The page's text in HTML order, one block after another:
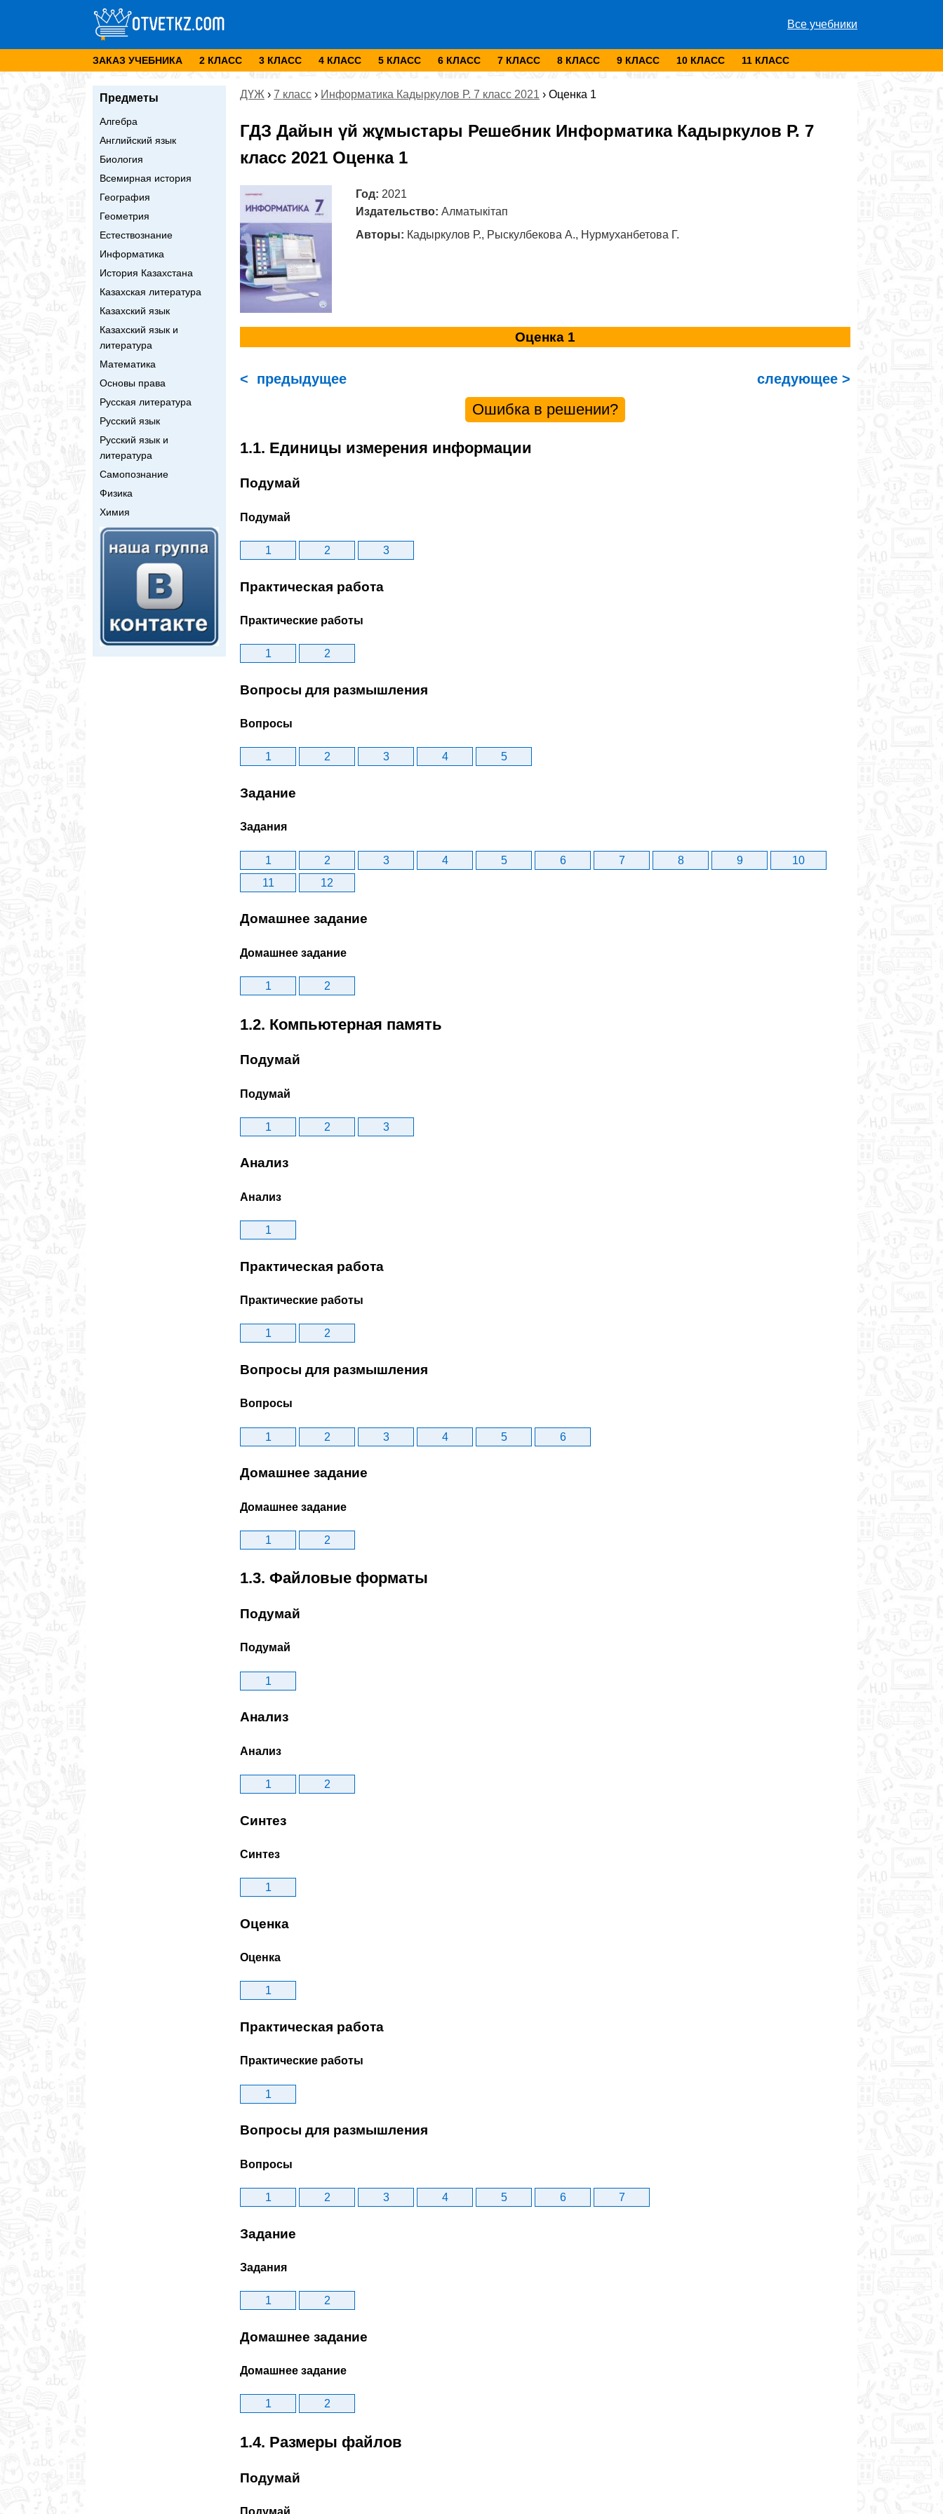
Все учебники
ЗАКАЗ УЧЕБНИКА 2 КЛАСС 3 КЛАСС 4 КЛАСС 5 КЛАСС 6 КЛАСС 7 КЛАСС 8 КЛАСС 9 КЛАСС 10 КЛАСС 11 КЛАСС
Предметы
Алгебра
Английский язык
Биология
Всемирная история
География
Геометрия
Естествознание
Информатика
История Казахстана
Казахская литература
Казахский язык
Казахский язык и
литература
Математика
Основы права
Русская литература
Русский язык
Русский язык и
литература
Самопознание
Физика
Химия
ДҮЖ › 7 класс › Информатика Кадыркулов Р. 7 класс 2021 › Оценка 1
ГДЗ Дайын үй жұмыстары Решебник Информатика Кадыркулов Р. 7
класс 2021 Оценка 1
Год: 2021
Издательство: Алматыкітап
Авторы: Кадыркулов Р., Рыскулбекова А., Нурмуханбетова Г.
Оценка 1
< предыдущее следующее >
Ошибка в решении?
1.1. Единицы измерения информации
Подумай
Подумай
1 2 3
Практическая работа
Практические работы
1 2
Вопросы для размышления
Вопросы
1 2 3 4 5
Задание
Задания
1 2 3 4 5 6 7 8 9
10
11
12
Домашнее задание
Домашнее задание
1 2
1.2. Компьютерная память
Подумай
Подумай
1 2 3
Анализ
Анализ
1
Практическая работа
Практические работы
1 2
Вопросы для размышления
Вопросы
1 2 3 4 5 6
Домашнее задание
Домашнее задание
1 2
1.3. Файловые форматы
Подумай
Подумай
1
Анализ
Анализ
1 2
Синтез
Синтез
1
Оценка
Оценка
1
Практическая работа
Практические работы
1
Вопросы для размышления
Вопросы
1 2 3 4 5 6 7
Задание
Задания
1 2
Домашнее задание
Домашнее задание
1 2
1.4. Размеры файлов
Подумай
Подумай